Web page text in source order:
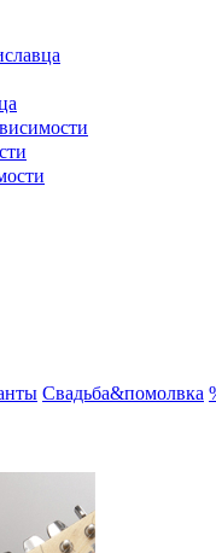
Свадьба&помолвка